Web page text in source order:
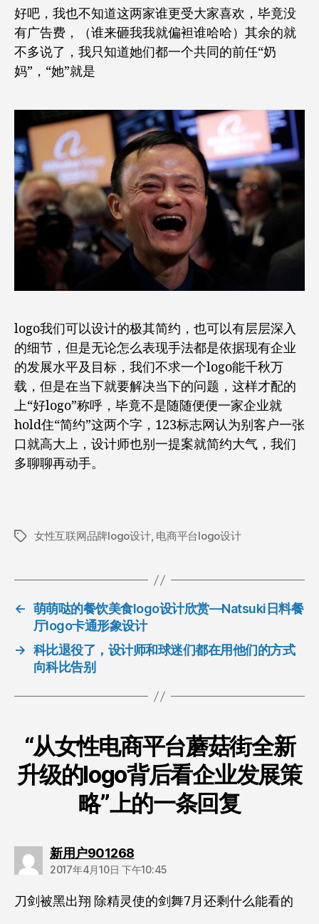
好吧，我也不知道这两家谁更受大家喜欢，毕竟没
有广告费，（谁来砸我我就偏袒谁哈哈）其余的就
不多说了，我只知道她们都一个共同的前任“奶
妈”，“她”就是
logo我们可以设计的极其简约，也可以有层层深入
的细节，但是无论怎么表现手法都是依据现有企业
的发展水平及目标，我们不求一个logo能千秋万
载，但是在当下就要解决当下的问题，这样才配的
上“好logo”称呼，毕竟不是随随便便一家企业就
hold住“简约”这两个字，123标志网认为别客户一张
口就高大上，设计师也别一提案就简约大气，我们
多聊聊再动手。
标
女性互联网品牌logo设计, 电商平台logo设计
← 萌萌哒的餐饮美食logo设计欣赏—Natsuki日料餐
厅logo卡通形象设计
→ 科比退役了，设计师和球迷们都在用他们的方式
向科比告别
“从女性电商平台蘑菇街全新
升级的logo背后看企业发展策
略”上的一条回复
新用户901268说：
2017年4月10日 下午10:45
刀剑被黑出翔 除精灵使的剑舞7月还剩什么能看的